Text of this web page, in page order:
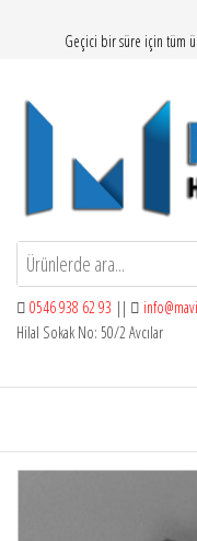
Geçici bir süre için tüm
Mavi Yapı |
0546 938 62 93 ||
Hilal Sokak No: 50/2 Avcılar